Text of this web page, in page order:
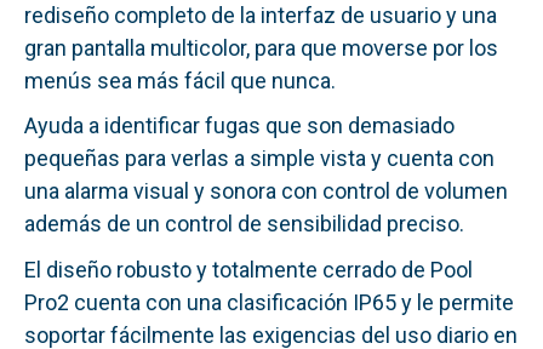
rediseño completo de la interfaz de usuario y una
gran pantalla multicolor, para que moverse por los
menús sea más fácil que nunca.
Ayuda a identificar fugas que son demasiado
pequeñas para verlas a simple vista y cuenta con
una alarma visual y sonora con control de volumen
además de un control de sensibilidad preciso.
El diseño robusto y totalmente cerrado de Pool
Pro2 cuenta con una clasificación IP65 y le permite
soportar fácilmente las exigencias del uso diario en